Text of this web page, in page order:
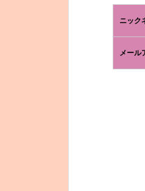
ニック
メール